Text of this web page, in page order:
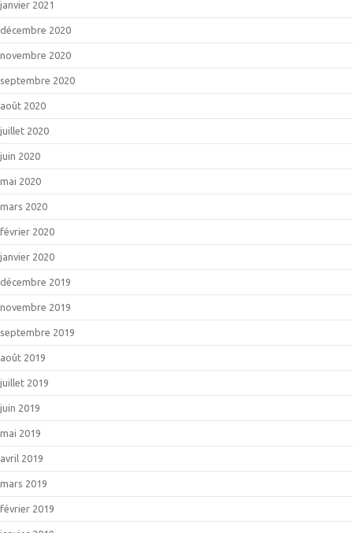
janvier 2021
décembre 2020
novembre 2020
septembre 2020
août 2020
juillet 2020
juin 2020
mai 2020
mars 2020
février 2020
janvier 2020
décembre 2019
novembre 2019
septembre 2019
août 2019
juillet 2019
juin 2019
mai 2019
avril 2019
mars 2019
février 2019